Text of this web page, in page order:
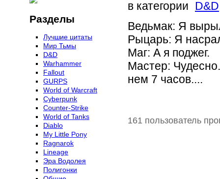
в категории D&D
Ведьмак: Я
Рыцарь: Я
Маг: А я поджег.
Мастер:
нем 7 часов....
161 пользователь
Разделы
Лучшие цитаты
Мир Тьмы
D&D
Warhammer
Fallout
GURPS
World of Warcraft
Сyberpunk
Counter-Strike
World of Tanks
Diablo
My Little Pony
Ragnarok
Lineage
Эра Водолея
Полигонки